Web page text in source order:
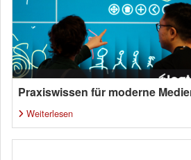
Praxiswissen für moderne
Weiterlesen